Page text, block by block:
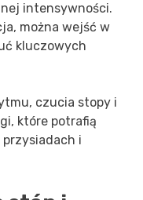
intensywności.
można wejść w
kluczowych
czucia stopy i
które potrafią
i